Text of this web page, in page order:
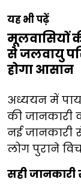
यह भी पढ़ें
मूलवासियों
से जलवायु
होगा आसान
अध्ययन में
की
नई जानकारी
लोग पुराने
सही